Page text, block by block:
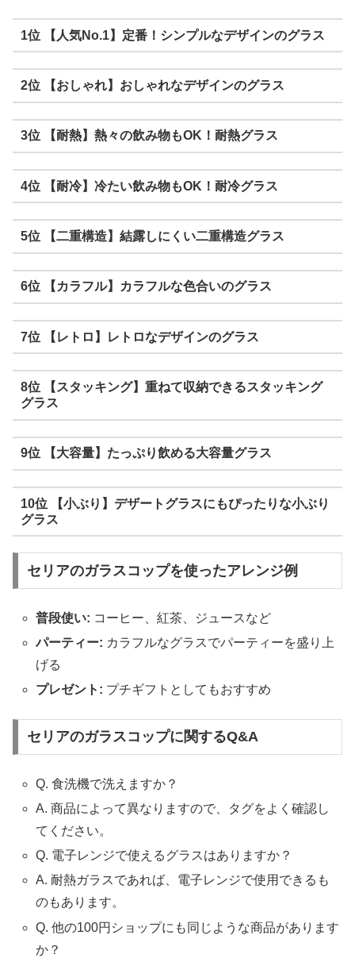
1位 【人気No.1】定番！シンプルなデザインのグラス
2位 【おしゃれ】おしゃれなデザインのグラス
3位 【耐熱】熱々の飲み物もOK！耐熱グラス
4位 【耐冷】冷たい飲み物もOK！耐冷グラス
5位 【二重構造】結露しにくい二重構造グラス
6位 【カラフル】カラフルな色合いのグラス
7位 【レトロ】レトロなデザインのグラス
8位 【スタッキング】重ねて収納できるスタッキング
グラス
9位 【大容量】たっぷり飲める大容量グラス
10位 【小ぶり】デザートグラスにもぴったりな小ぶり
グラス
セリアのガラスコップを使ったアレンジ例
普段使い: コーヒー、紅茶、ジュースなど
パーティー: カラフルなグラスでパーティーを盛り上
げる
プレゼント: プチギフトとしてもおすすめ
セリアのガラスコップに関するQ&A
Q. 食洗機で洗えますか？
A. 商品によって異なりますので、タグをよく確認し
てください。
Q. 電子レンジで使えるグラスはありますか？
A. 耐熱ガラスであれば、電子レンジで使用できるも
のもあります。
Q. 他の100円ショップにも同じような商品があります
か？